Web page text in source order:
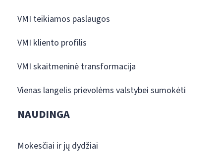
VMI teikiamos paslaugos
VMI kliento profilis
VMI skaitmeninė transformacija
Vienas langelis prievolėms valstybei sumokėti
NAUDINGA
Mokesčiai ir jų dydžiai